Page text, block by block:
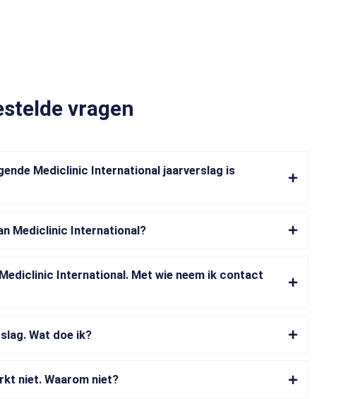
vragen
Mediclinic International jaarverslag is
Mediclinic International?
International. Met wie neem ik contact
Wat doe ik?
niet. Waarom niet?